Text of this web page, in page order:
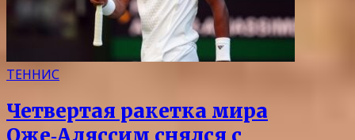
ТЕННИС
Четвертая ракетка мира